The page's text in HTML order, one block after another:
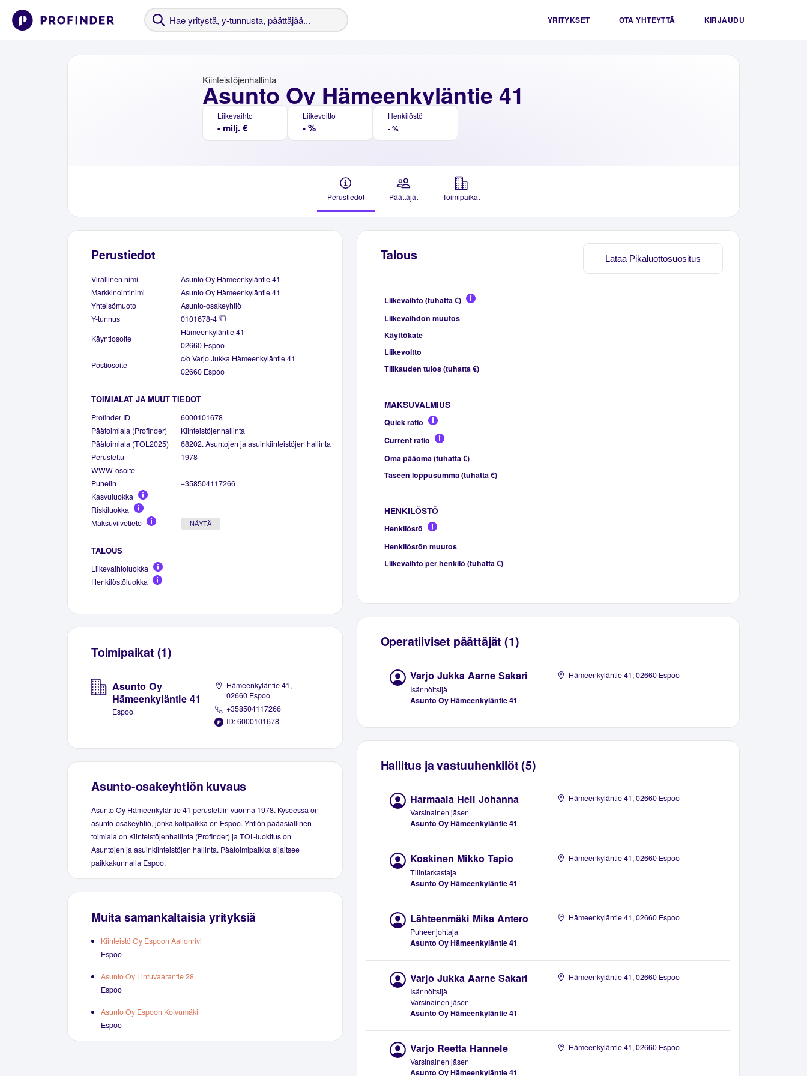
YRITYKSET OTA YHTEYTTÄ KIRJAUDU
Asunto Oy Hämeenkyläntie 41
Kiinteistöjenhallinta
Liikevaihto
- milj. €
Liikevoitto
- %
Henkilöstö
- %
Perustiedot Päättäjät Toimipaikat
Perustiedot
Virallinen nimi
Asunto Oy Hämeenkyläntie 41
Markkinointinimi
Asunto Oy Hämeenkyläntie 41
Yhteisömuoto
Asunto-osakeyhtiö
Y-tunnus
0101678-4
Käyntiosoite
Hämeenkyläntie 41
02660 Espoo
Postiosoite
c/o Varjo Jukka Hämeenkyläntie 41
02660 Espoo
TOIMIALAT JA MUUT TIEDOT
Profinder ID
6000101678
Päätoimiala (Profinder)
Kiinteistöjenhallinta
Päätoimiala (TOL2025)
68202. Asuntojen ja asuinkiinteistöjen hallinta
Perustettu
1978
WWW-osoite
Puhelin
+358504117266
Kasvuluokka
Riskiluokka
Maksuviivetieto
NÄYTÄ
TALOUS
Liikevaihtoluokka
Henkilöstöluokka
Toimipaikat (1)
Asunto Oy
Hämeenkyläntie 41
Espoo
Hämeenkyläntie 41,
02660 Espoo
+358504117266
ID: 6000101678
Asunto-osakeyhtiön kuvaus
Asunto Oy Hämeenkyläntie 41 perustettiin vuonna 1978. Kyseessä on
asunto-osakeyhtiö, jonka kotipaikka on Espoo. Yhtiön pääasiallinen
toimiala on Kiinteistöjenhallinta (Profinder) ja TOL-luokitus on
Asuntojen ja asuinkiinteistöjen hallinta. Päätoimipaikka sijaitsee
paikkakunnalla Espoo.
Muita samankaltaisia yrityksiä
Kiinteistö Oy Espoon Aallonrivi
Espoo
Asunto Oy Lintuvaarantie 28
Espoo
Asunto Oy Espoon Koivumäki
Espoo
Lataa Pikaluottosuositus
Talous
Liikevaihto (tuhatta €)
Liikevaihdon muutos
Käyttökate
Liikevoitto
Tilikauden tulos (tuhatta €)
MAKSUVALMIUS
Quick ratio
Current ratio
Oma pääoma (tuhatta €)
Taseen loppusumma (tuhatta €)
HENKILÖSTÖ
Henkilöstö
Henkilöstön muutos
Liikevaihto per henkilö (tuhatta €)
Operatiiviset päättäjät (1)
Varjo Jukka Aarne Sakari
Isännöitsijä
Asunto Oy Hämeenkyläntie 41
Hämeenkyläntie 41, 02660 Espoo
Hallitus ja vastuuhenkilöt (5)
Harmaala Heli Johanna
Varsinainen jäsen
Asunto Oy Hämeenkyläntie 41
Hämeenkyläntie 41, 02660 Espoo
Koskinen Mikko Tapio
Tilintarkastaja
Asunto Oy Hämeenkyläntie 41
Hämeenkyläntie 41, 02660 Espoo
Lähteenmäki Mika Antero
Puheenjohtaja
Asunto Oy Hämeenkyläntie 41
Hämeenkyläntie 41, 02660 Espoo
Varjo Jukka Aarne Sakari
Isännöitsijä
Varsinainen jäsen
Asunto Oy Hämeenkyläntie 41
Hämeenkyläntie 41, 02660 Espoo
Varjo Reetta Hannele
Varsinainen jäsen
Asunto Oy Hämeenkyläntie 41
Hämeenkyläntie 41, 02660 Espoo